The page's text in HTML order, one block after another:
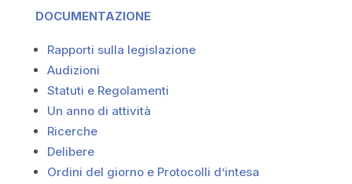
DOCUMENTAZIONE
Rapporti sulla legislazione
Audizioni
Statuti e Regolamenti
Un anno di attività
Ricerche
Delibere
Ordini del giorno e Protocolli d’intesa